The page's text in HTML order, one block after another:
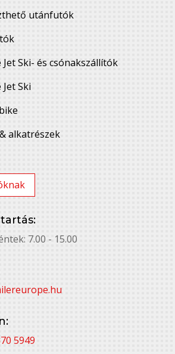
utánfutók
Jet Ski- és csónakszállítók
Ski
alkatrészek
7.00 - 15.00
5949